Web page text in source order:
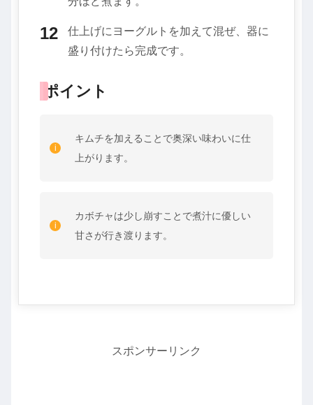
仕上げにヨーグルトを加えて混ぜ、器に
盛り付けたら完成です。
ポイント
キムチを加えることで奥深い味わいに仕
上がります。
カボチャは少し崩すことで煮汁に優しい
甘さが行き渡ります。
スポンサーリンク